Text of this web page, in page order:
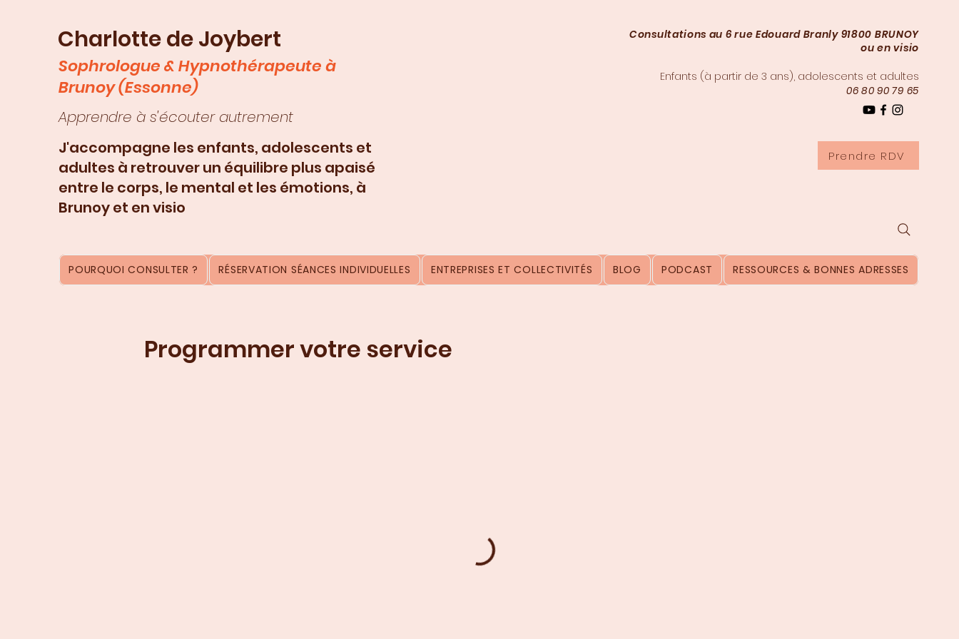
Charlotte de Joybert
Sophrologue & Hypnothérapeute à
Brunoy (Essonne)
Apprendre à s'écouter autrement
J'accompagne les enfants, adolescents et
adultes à retrouver un équilibre plus apaisé
entre le corps, le mental et les émotions, à
Brunoy et en visio
Consultations au 6 rue Edouard Branly 91800 BRUNOY
ou en visio
Enfants (à partir de 3 ans), adolescents et adultes
06 80 90 79 65
Prendre RDV
POURQUOI CONSULTER ? RÉSERVATION SÉANCES INDIVIDUELLES ENTREPRISES ET COLLECTIVITÉS BLOG PODCAST RESSOURCES & BONNES ADRESSES
Programmer votre service